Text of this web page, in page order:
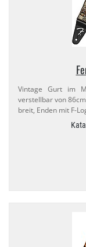
Vintage Gurt im
verstellbar von
breit, Enden mit F-​